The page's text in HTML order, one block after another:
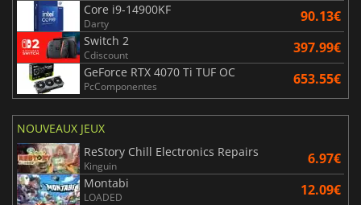
Core i9-14900KF
Darty 90.13€
Switch 2
Cdiscount 397.99€
GeForce RTX 4070 Ti TUF OC
PcComponentes 653.55€
NOUVEAUX JEUX
ReStory Chill Electronics Repairs
Kinguin 6.97€
Montabi
LOADED 12.09€